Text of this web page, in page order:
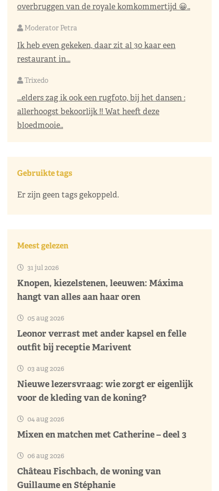
overbruggen van de royale komkommertijd 😀..
Moderator Petra
Ik heb even gekeken, daar zit al 30 kaar een
restaurant in...
Trixedo
...elders zag ik ook een rugfoto, bij het dansen :
allerhoogst bekoorlijk !! Wat heeft deze
bloedmooie..
Gebruikte tags
Er zijn geen tags gekoppeld.
Meest gelezen
31 jul 2026
Knopen, kiezelstenen, leeuwen: Máxima
hangt van alles aan haar oren
05 aug 2026
Leonor verrast met ander kapsel en felle
outfit bij receptie Marivent
03 aug 2026
Nieuwe lezersvraag: wie zorgt er eigenlijk
voor de kleding van de koning?
04 aug 2026
Mixen en matchen met Catherine – deel 3
06 aug 2026
Château Fischbach, de woning van
Guillaume en Stéphanie